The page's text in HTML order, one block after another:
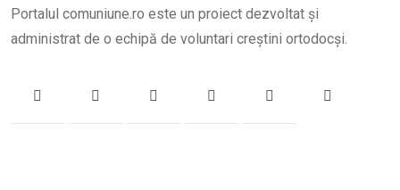
Portalul comuniune.ro este un proiect dezvoltat și
administrat de o echipă de voluntari creștini ortodocși.